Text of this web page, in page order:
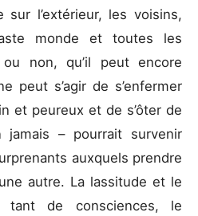
l’extérieur, les voisins,
monde et toutes les
non, qu’il peut encore
peut s’agir de s’enfermer
et peureux et de s’ôter de
– pourrait survenir
auxquels prendre
autre. La lassitude et le
tant de consciences, le